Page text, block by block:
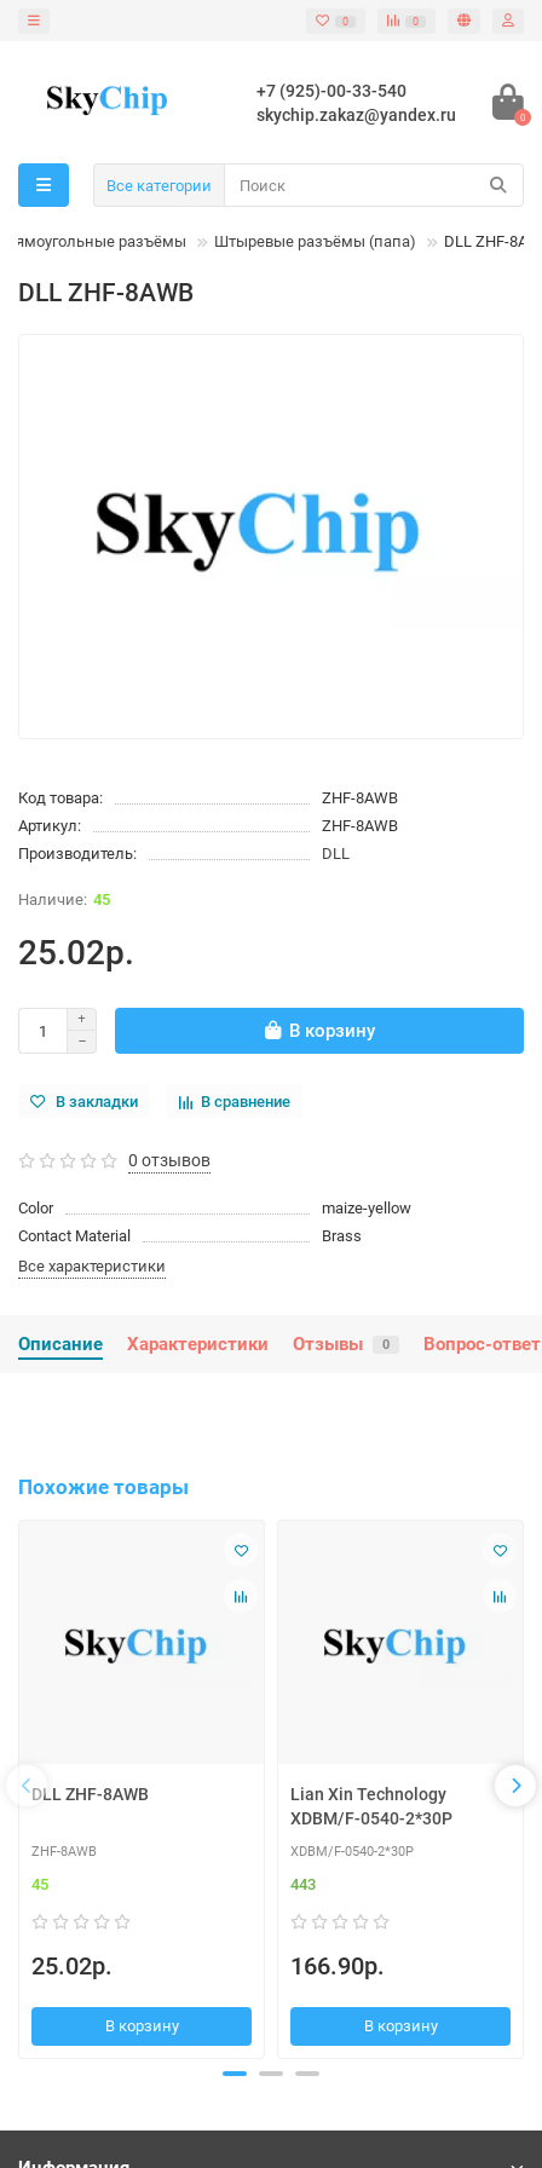
0 0
+7 (925)-00-33-540
skychip.zakaz@yandex.ru
0
Все категории
разъёмы Штыревые разъёмы (папа) DLL ZHF-
DLL ZHF-8AWB
Код товара:
ZHF-8AWB
Артикул:
ZHF-8AWB
Производитель:
DLL
45
25.02р.
В корзину
В закладки В сравнение
0 отзывов
Color
maize-yellow
Contact Material
Brass
Все характеристики
Описание Характеристики Отзывы 0 Вопрос-ответ
Похожие товары
DLL ZHF-8AWB
ZHF-8AWB
45
25.02р.
В корзину
Lian Xin Technology
XDBM/F-0540-2*30P
XDBM/F-0540-2*30P
443
166.90р.
В корзину